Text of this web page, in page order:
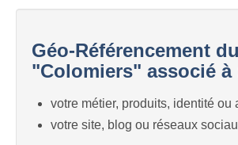
Géo-Référencement
"Colomiers" associé à
votre métier, produits, identité ou
votre site, blog ou réseaux